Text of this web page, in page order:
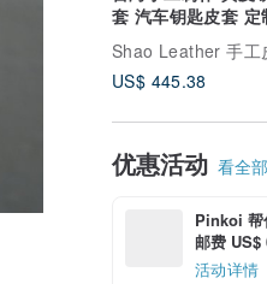
套 汽车钥匙皮套 定
US$ 445.38
优惠活动 看全
Pinkoi 帮
邮费 US$
活动详情